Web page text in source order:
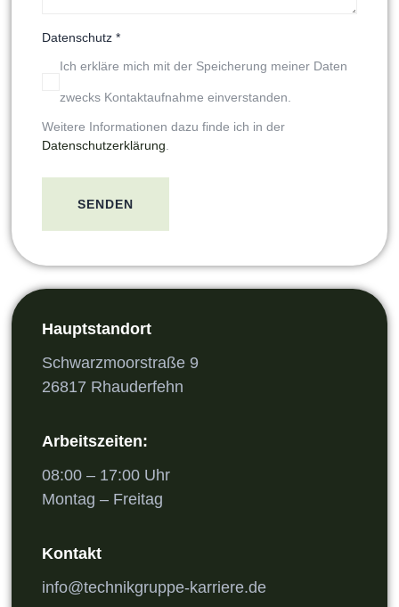
Datenschutz *
Ich erkläre mich mit der Speicherung meiner Daten
zwecks Kontaktaufnahme einverstanden.
Weitere Informationen dazu finde ich in der
Datenschutzerklärung
SENDEN
Hauptstandort
Schwarzmoorstraße 9
26817 Rhauderfehn
Arbeitszeiten:
08:00 – 17:00 Uhr
Montag – Freitag
Kontakt
info@technikgruppe-karriere.de